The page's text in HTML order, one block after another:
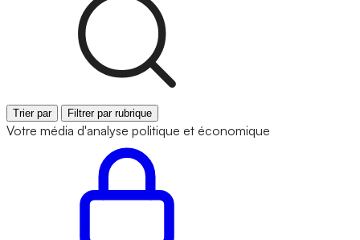
Trier par Filtrer par rubrique
Votre média d'analyse politique et économique